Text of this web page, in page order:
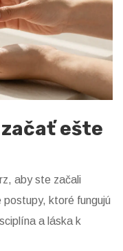
ešte
aby ste začali
ktoré fungujú
a láska k